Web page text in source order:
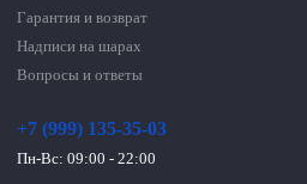
Гарантия и возврат
Надписи на шарах
Вопросы и ответы
+7 (999) 135-35-03
Пн-Вс: 09:00 - 22:00